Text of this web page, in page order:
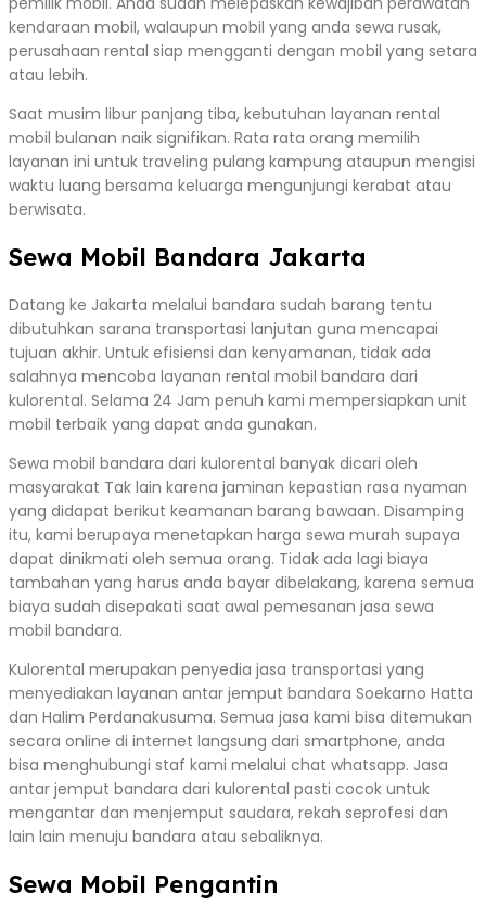
kendaraan mobil, walaupun mobil yang anda sewa rusak,
perusahaan rental siap mengganti dengan mobil yang setara
atau lebih.
Saat musim libur panjang tiba, kebutuhan layanan rental
mobil bulanan naik signifikan. Rata rata orang memilih
layanan ini untuk traveling pulang kampung ataupun mengisi
waktu luang bersama keluarga mengunjungi kerabat atau
berwisata.
Sewa Mobil Bandara Jakarta
Datang ke Jakarta melalui bandara sudah barang tentu
dibutuhkan sarana transportasi lanjutan guna mencapai
tujuan akhir. Untuk efisiensi dan kenyamanan, tidak ada
salahnya mencoba layanan rental mobil bandara dari
kulorental. Selama 24 Jam penuh kami mempersiapkan unit
mobil terbaik yang dapat anda gunakan.
Sewa mobil bandara dari kulorental banyak dicari oleh
masyarakat Tak lain karena jaminan kepastian rasa nyaman
yang didapat berikut keamanan barang bawaan. Disamping
itu, kami berupaya menetapkan harga sewa murah supaya
dapat dinikmati oleh semua orang. Tidak ada lagi biaya
tambahan yang harus anda bayar dibelakang, karena semua
biaya sudah disepakati saat awal pemesanan jasa sewa
mobil bandara.
Kulorental merupakan penyedia jasa transportasi yang
menyediakan layanan antar jemput bandara Soekarno Hatta
dan Halim Perdanakusuma. Semua jasa kami bisa ditemukan
secara online di internet langsung dari smartphone, anda
bisa menghubungi staf kami melalui chat whatsapp. Jasa
antar jemput bandara dari kulorental pasti cocok untuk
mengantar dan menjemput saudara, rekah seprofesi dan
lain lain menuju bandara atau sebaliknya.
Sewa Mobil Pengantin